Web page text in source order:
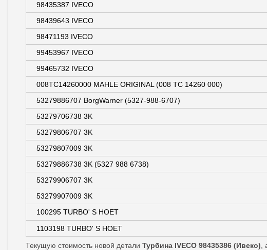
98435387 IVECO
98439643 IVECO
98471193 IVECO
99453967 IVECO
99465732 IVECO
008TC14260000 MAHLE ORIGINAL (008 TC 14260 000)
53279886707 BorgWarner (5327-988-6707)
53279706738 3K
53279806707 3K
53279807009 3K
53279886738 3K (5327 988 6738)
53279906707 3K
53279907009 3K
100295 TURBO' S HOET
1103198 TURBO' S HOET
Текущую стоимость новой детали Турбина IVECO 98435386 (Ивеко)